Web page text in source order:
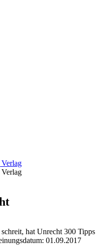
hat Unrecht 300 Tipps
01.09.2017